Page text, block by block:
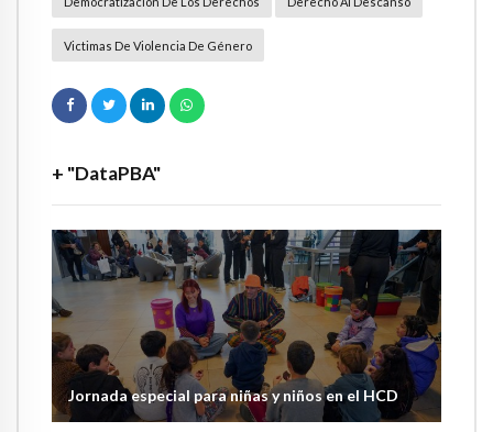
Victimas De Violencia De Género
+ "DataPBA"
Jornada especial para niñas y niños en el HCD